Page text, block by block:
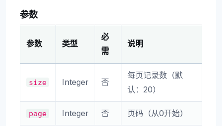
参数
参数 类型
必
需
说明
size Integer 否
每页记录数（默
认：20）
page Integer 否 页码（从0开始）